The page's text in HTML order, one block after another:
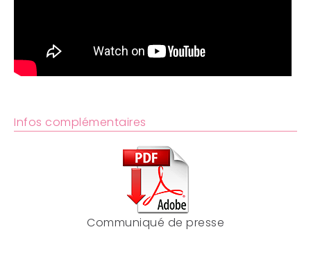
Infos complémentaires
Communiqué de presse